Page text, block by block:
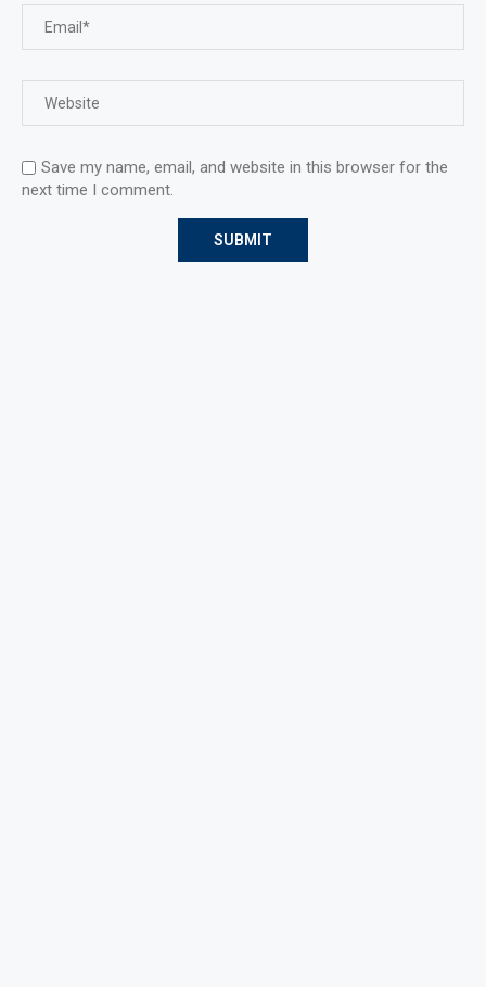
Save my name, email, and website in this browser for the
next time I comment.